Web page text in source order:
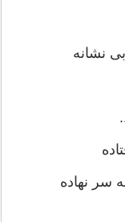
نشانه
سر نهاده